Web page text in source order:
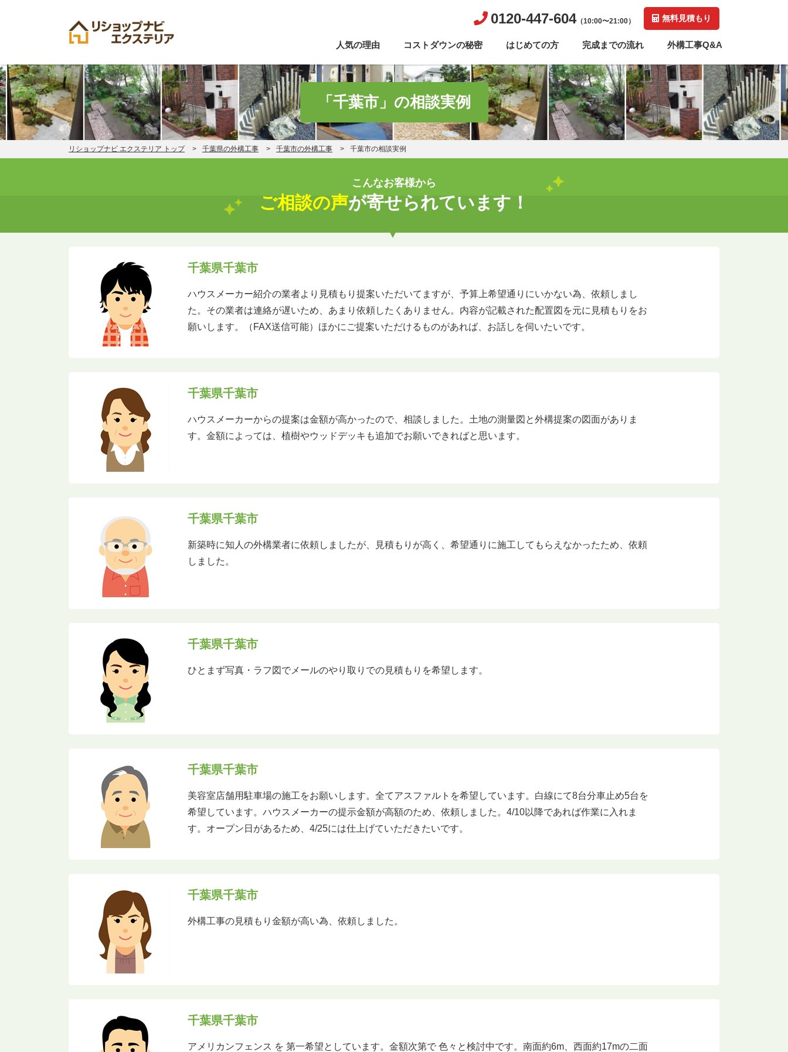
0120-447-604（10:00〜21:00） 無料見積もり
人気の理由 コストダウンの秘密 はじめての方 完成までの流れ 外構工事Q&A
「千葉市」の相談実例
リショップナビ エクステリア トップ 千葉県の外構工事 千葉市の外構工事 千葉市の相談実例
こんなお客様から
ご相談の声が寄せられています！
千葉県千葉市
ハウスメーカー紹介の業者より見積もり提案いただいてますが、予算上希望通りにいかない為、依頼しまし
た。その業者は連絡が遅いため、あまり依頼したくありません。内容が記載された配置図を元に見積もりをお
願いします。（FAX送信可能）ほかにご提案いただけるものがあれば、お話しを伺いたいです。
千葉県千葉市
ハウスメーカーからの提案は金額が高かったので、相談しました。土地の測量図と外構提案の図面がありま
す。金額によっては、植樹やウッドデッキも追加でお願いできればと思います。
千葉県千葉市
新築時に知人の外構業者に依頼しましたが、見積もりが高く、希望通りに施工してもらえなかったため、依頼
しました。
千葉県千葉市
ひとまず写真・ラフ図でメールのやり取りでの見積もりを希望します。
千葉県千葉市
美容室店舗用駐車場の施工をお願いします。全てアスファルトを希望しています。白線にて8台分車止め5台を
希望しています。ハウスメーカーの提示金額が高額のため、依頼しました。4/10以降であれば作業に入れま
す。オープン日があるため、4/25には仕上げていただきたいです。
千葉県千葉市
外構工事の見積もり金額が高い為、依頼しました。
千葉県千葉市
アメリカンフェンス を 第一希望としています。金額次第で 色々と検討中です。南面約6m、西面約17mの二面